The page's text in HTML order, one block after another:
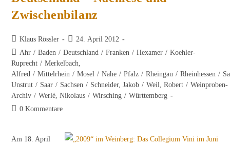
Zwischenbilanz
Beitrags-
Autor:
Klaus Rössler
Beitrag
veröffentlicht:
24. April 2012
Beitrags-
Kategorie:
Ahr / Baden / Deutschland / Franken / Hexamer / Koehler-
Ruprecht / Merkelbach,
Alfred / Mittelrhein / Mosel / Nahe / Pfalz / Rheingau / Rheinhessen /
Unstrut / Saar / Sachsen / Schneider, Jakob / Weil, Robert / Weinproben-
Archiv / Werlé, Nikolaus / Wirsching / Württemberg
Beitrags-
0 Kommentare
Am 18. April